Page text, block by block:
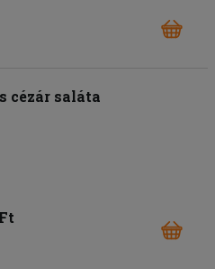
cézár saláta